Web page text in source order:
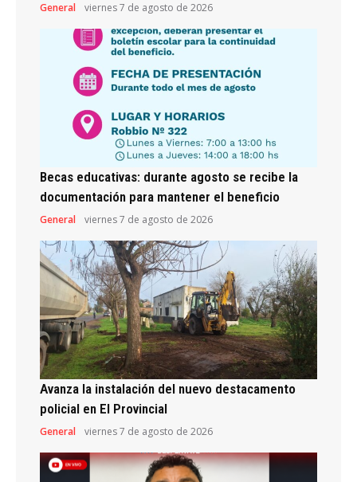
General viernes 7 de agosto de 2026
Becas educativas: durante agosto se recibe la
documentación para mantener el beneficio
General viernes 7 de agosto de 2026
Avanza la instalación del nuevo destacamento
policial en El Provincial
General viernes 7 de agosto de 2026